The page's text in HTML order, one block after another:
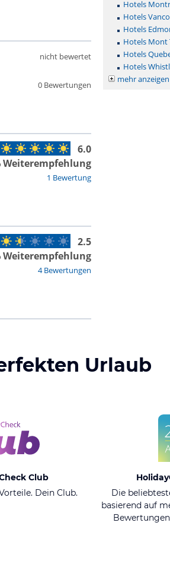
0 Bewertungen
nicht bewertet
1 Bewertung
6.0
Weiterempfehlung
4 Bewertungen
2.5
Weiterempfehlung
Hotels
Hotels
Hotels
Hotels Mont
Hotels
Hotels
mehr anzeigen
Urlaub
Club
Dein Club.
Die
basierend auf